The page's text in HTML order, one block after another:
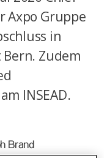
Axpo Gruppe
in
Zudem
INSEAD.
Brand